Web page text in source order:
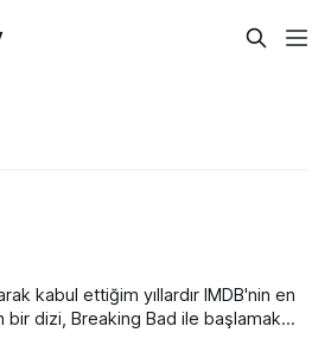
kabul ettiğim yıllardır IMDB'nin en
bir dizi, Breaking Bad ile başlamak